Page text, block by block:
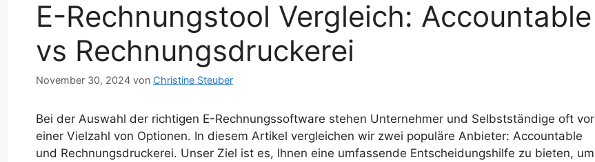
E-Rechnungstool Vergleich: Accountable
vs Rechnungsdruckerei
November 30, 2024 von Christine Steuber
Bei der Auswahl der richtigen E-Rechnungssoftware stehen Unternehmer und Selbstständige oft vor
einer Vielzahl von Optionen. In diesem Artikel vergleichen wir zwei populäre Anbieter: Accountable
und Rechnungsdruckerei. Unser Ziel ist es, Ihnen eine umfassende Entscheidungshilfe zu bieten, um